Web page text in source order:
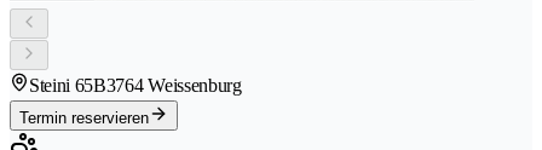
Steini 65B3764 Weissenburg
Termin reservieren